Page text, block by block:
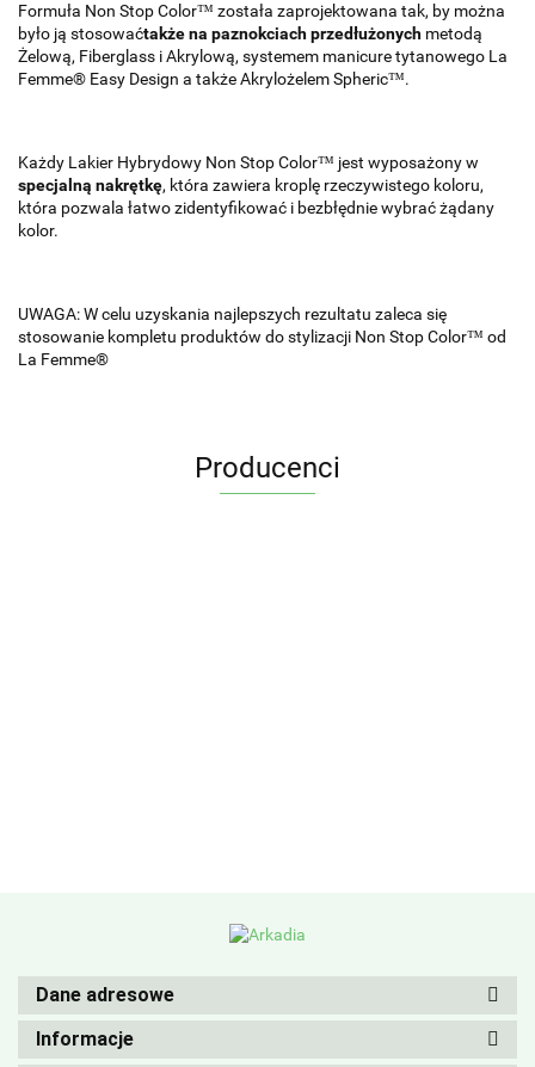
Formuła Non Stop Color™ została zaprojektowana tak, by można
było ją stosowaćtakże na paznokciach przedłużonych metodą
Żelową, Fiberglass i Akrylową, systemem manicure tytanowego La
Femme® Easy Design a także Akrylożelem Spheric™.
Każdy Lakier Hybrydowy Non Stop Color™ jest wyposażony w
specjalną nakrętkę, która zawiera kroplę rzeczywistego koloru,
która pozwala łatwo zidentyfikować i bezbłędnie wybrać żądany
kolor.
UWAGA: W celu uzyskania najlepszych rezultatu zaleca się
stosowanie kompletu produktów do stylizacji Non Stop Color™ od
La Femme®
Producenci
Dane adresowe
Informacje